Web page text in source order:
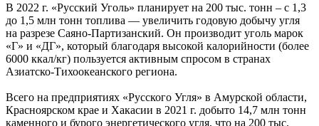
В 2022 г. «Русский Уголь» планирует на 200 тыс. тонн – с 1,3
до 1,5 млн тонн топлива — увеличить годовую добычу угля
на разрезе Саяно-Партизанский. Он производит уголь марок
«Г» и «ДГ», который благодаря высокой калорийности (более
6000 ккал/кг) пользуется активным спросом в странах
Азиатско-Тихоокеанского региона.
Всего на предприятиях «Русского Угля» в Амурской области,
Красноярском крае и Хакасии в 2021 г. добыто 14,7 млн тонн
каменного и бурого энергетического угля, что на 200 тыс.